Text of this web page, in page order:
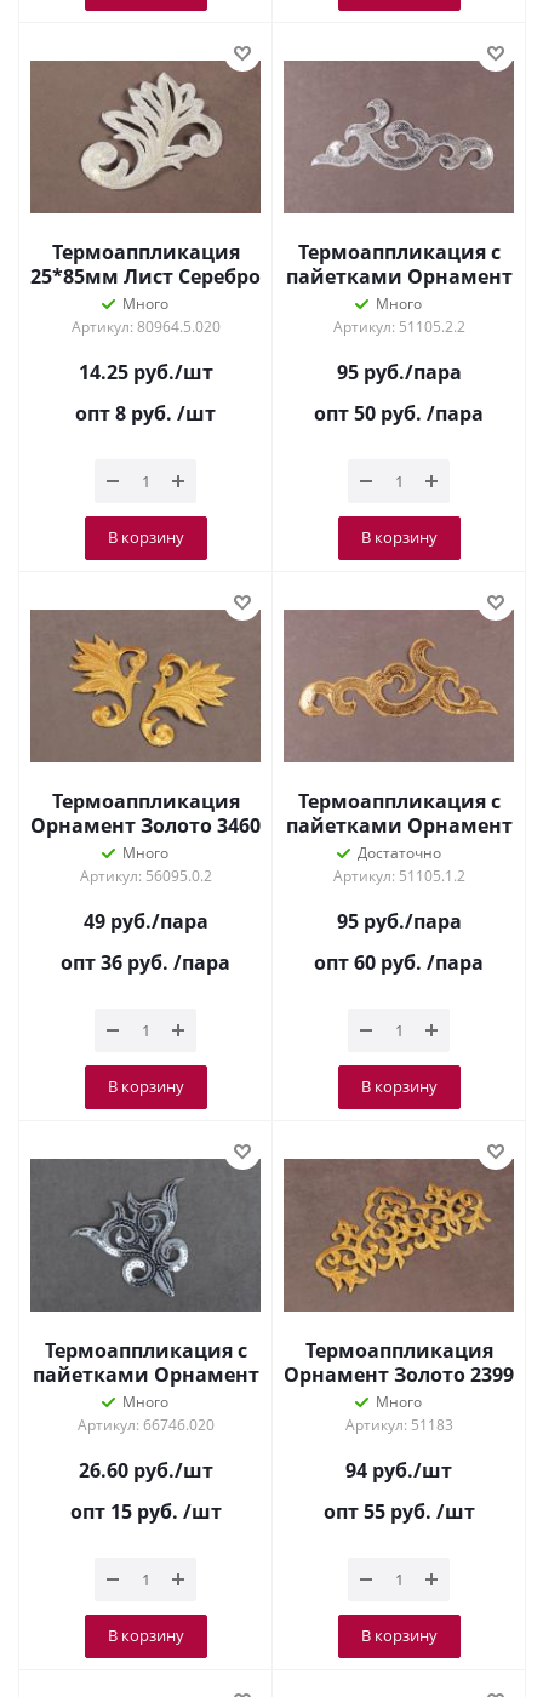
Термоаппликация
25*85мм Лист Серебро
Много
Артикул: 80964.5.020
14.25руб./шт
опт 8 руб. /шт
В корзину
Термоаппликация с
пайетками Орнамент
Серебро 8630
Много
Артикул: 51105.2.2
95руб./пара
опт 50 руб. /пара
В корзину
Термоаппликация
Орнамент Золото 3460
Много
Артикул: 56095.0.2
49руб./пара
опт 36 руб. /пара
В корзину
Термоаппликация с
пайетками Орнамент
Золото 8630
Достаточно
Артикул: 51105.1.2
95руб./пара
опт 60 руб. /пара
В корзину
Термоаппликация с
пайетками Орнамент
Серебро 8557
Много
Артикул: 66746.020
26.60руб./шт
опт 15 руб. /шт
В корзину
Термоаппликация
Орнамент Золото 2399
Много
Артикул: 51183
94 руб./шт
опт 55 руб. /шт
В корзину